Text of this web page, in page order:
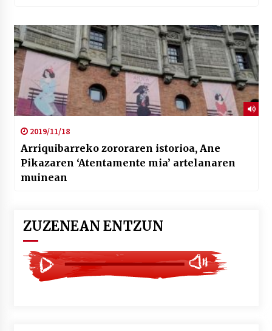
2019/11/18
Arriquibarreko zororaren istorioa, Ane
Pikazaren ‘Atentamente mia’ artelanaren
muinean
ZUZENEAN ENTZUN